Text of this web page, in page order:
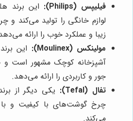
فیلیپس (Philips):
این برند
لوازم خانگی را تولید می‌کند
زیبا و عملکرد خوب را ارائه
مولینکس (Moulinex):
این
آشپزخانه کوچک مشهور است
جور و کاربردی را ارائه می‌دهد.
تفال (Tefal):
یکی دیگر از
چرخ گوشت‌های با کیفیت و با
می‌کند.